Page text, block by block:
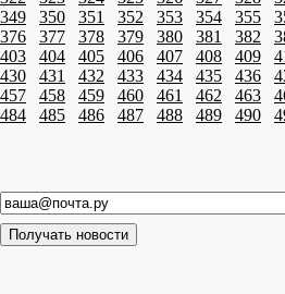
349
350 351 352 353 354 355
376
377 378 379 380 381 382
403
404 405 406 407 408 409
430
431 432 433 434 435 436
457
458 459 460 461 462 463
484
485 486 487 488 489 490